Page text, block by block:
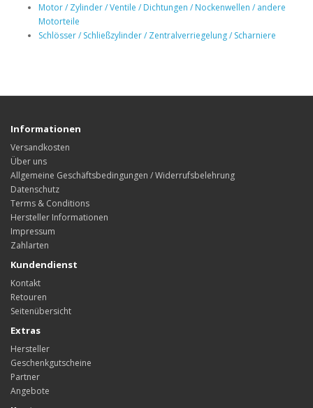
Motor / Zylinder / Ventile / Dichtungen / Nockenwellen / andere
Motorteile
Schlösser / Schließzylinder / Zentralverriegelung / Scharniere
Informationen
Versandkosten
Über uns
Allgemeine Geschäftsbedingungen / Widerrufsbelehrung
Datenschutz
Terms & Conditions
Hersteller Informationen
Impressum
Zahlarten
Kundendienst
Kontakt
Retouren
Seitenübersicht
Extras
Hersteller
Geschenkgutscheine
Partner
Angebote